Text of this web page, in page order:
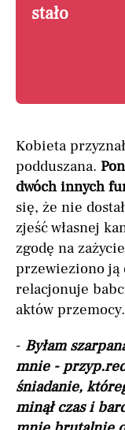
stało
Kobieta
podduszana.
dwóch innych
się, że nie
zjeść własnej
zgodę na
przewieziono ją
relacjonuje
aktów przemocy.
- Byłam
mnie -
śniadanie,
minął czas i